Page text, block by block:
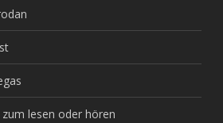
lesen oder hören